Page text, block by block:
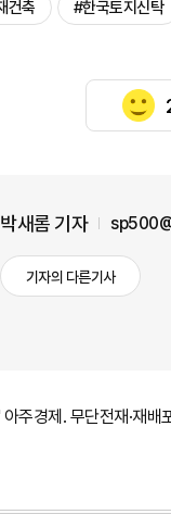
건축 #한국토지신탁
박새롬 기자
기자의 다른기사
주경제. 무단전재·재배